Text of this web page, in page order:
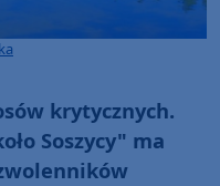
krytycznych.
Soszycy" ma